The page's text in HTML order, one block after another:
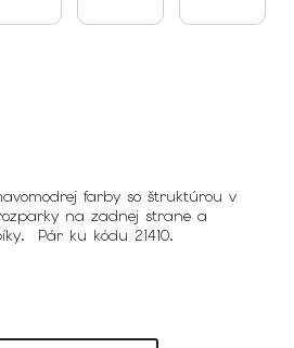
farby so štruktúrou v
na zadnej strane a
Pár ku kódu 21410.